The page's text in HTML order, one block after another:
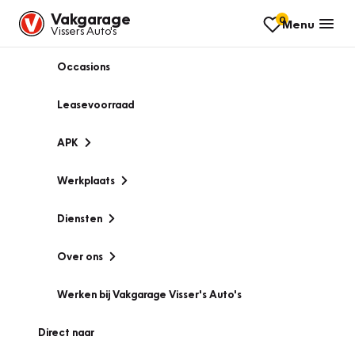
Vakgarage
Vissers Auto's
0Menu
Occasions
Leasevoorraad
APK
Werkplaats
Diensten
Over ons
Werken bij Vakgarage Visser's Auto's
Direct naar